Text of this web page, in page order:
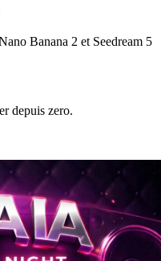
Banana 2 et Seedream 5
depuis zero.